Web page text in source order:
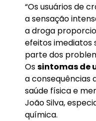
“Os usuários de
a sensação
a droga
efeitos imediatos
parte dos
Ossintomas de
a consequências
saúde física e
João Silva,
química.